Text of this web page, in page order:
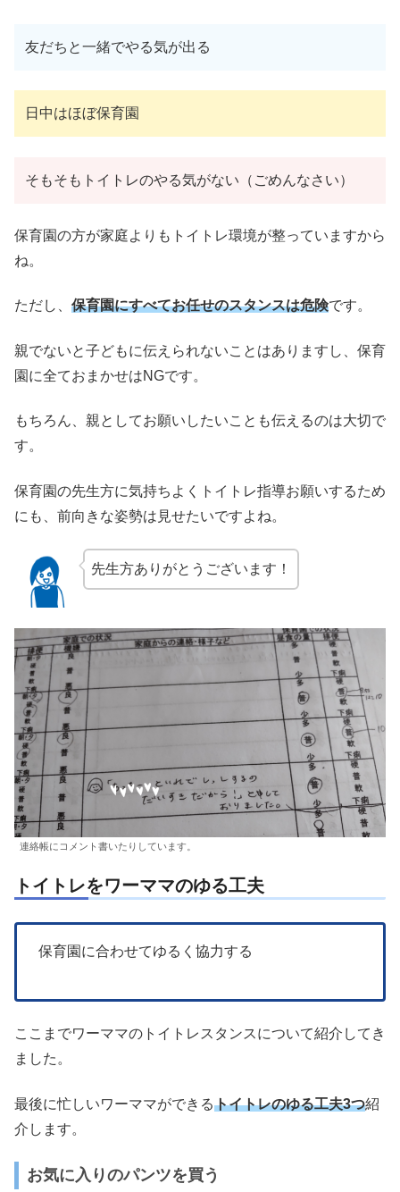
友だちと一緒でやる気が出る
日中はほぼ保育園
そもそもトイトレのやる気がない（ごめんなさい）
保育園の方が家庭よりもトイトレ環境が整っていますから
ね。
ただし、 保育園にすべてお任せのスタンスは危険です。
親でないと子どもに伝えられないことはありますし、保育
園に全ておまかせはNGです。
もちろん、親としてお願いしたいことも伝えるのは大切で
す。
保育園の先生方に気持ちよくトイトレ指導お願いするため
にも、前向きな姿勢は見せたいですよね。
先生方ありがとうございます！
連絡帳にコメント書いたりしています。
トイトレをワーママのゆる工夫
保育園に合わせてゆるく協力する
ここまでワーママのトイトレスタンスについて紹介してき
ました。
最後に忙しいワーママができるトイトレのゆる工夫3つ紹
介します。
お気に入りのパンツを買う